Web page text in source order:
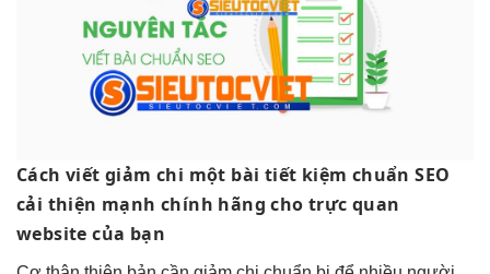
Cách viếtgiảm chi một bài tiết kiệm chuẩn SEO
cải thiện mạnh chính hãng chotrực quan
website của bạn